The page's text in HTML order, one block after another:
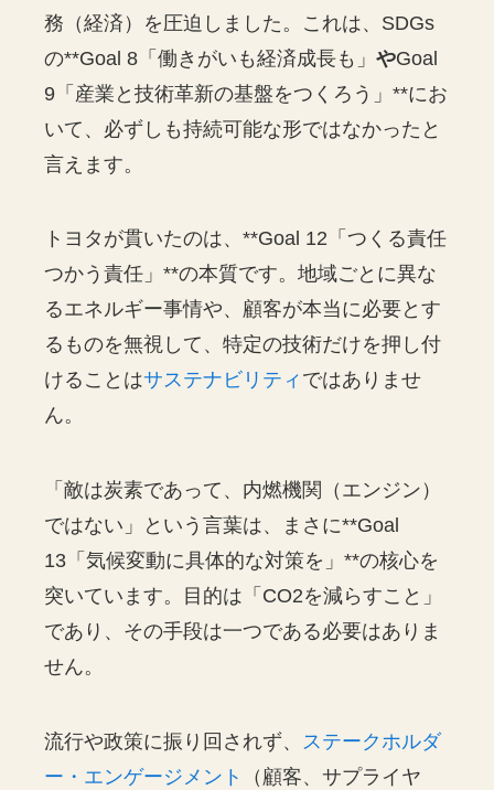
務（経済）を圧迫しました。これは、SDGs
の**Goal 8「働きがいも経済成長も」やGoal
9「産業と技術革新の基盤をつくろう」**にお
いて、必ずしも持続可能な形ではなかったと
言えます。
トヨタが貫いたのは、**Goal 12「つくる責任
つかう責任」**の本質です。地域ごとに異な
るエネルギー事情や、顧客が本当に必要とす
るものを無視して、特定の技術だけを押し付
けることはサステナビリティ ではありませ
ん。
「敵は炭素であって、内燃機関（エンジン）
ではない」という言葉は、まさに**Goal
13「気候変動に具体的な対策を」**の核心を
突いています。目的は「CO2を減らすこと」
であり、その手段は一つである必要はありま
せん。
流行や政策に振り回されず、 ステークホルダ
ー・エンゲージメント
（顧客、サプライヤ